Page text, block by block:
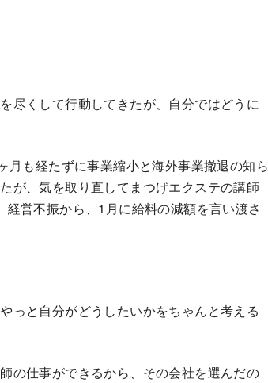
尽くして行動してきたが、自分ではどうに
も経たずに事業縮小と海外事業撤退の知ら
が、気を取り直してまつげエクステの講師
営不振から、1月に給料の減額を言い渡さ
っと自分がどうしたいかをちゃんと考える
の仕事ができるから、その会社を選んだの